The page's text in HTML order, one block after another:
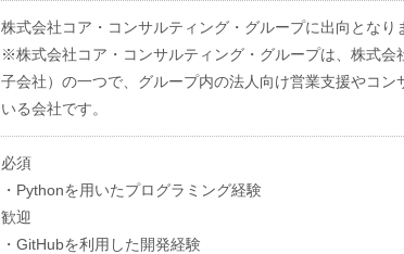
株式会社コア・コンサルティング・グループに出向となり
※株式会社コア・コンサルティング・グループは、株式会
子会社）の一つで、グループ内の法人向け営業支援やコン
いる会社です。
必須
・Pythonを用いたプログラミング経験
歓迎
・GitHubを利用した開発経験